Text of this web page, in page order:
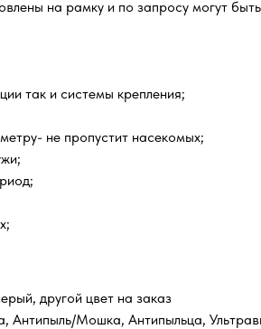
на рамку и по запросу могут
так и системы крепления;
не пропустит насекомых;
другой цвет на заказ
Антипыль/Мошка, Антипыльца,